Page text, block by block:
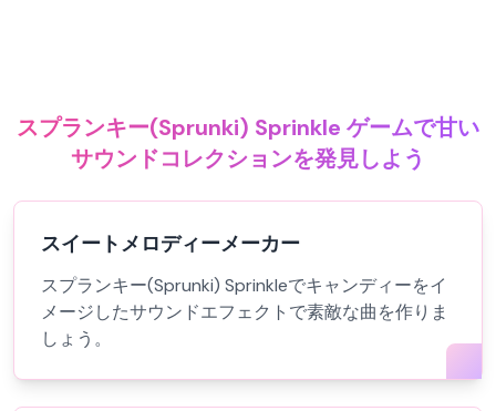
スプランキー(Sprunki) Sprinkle ゲームで甘い
サウンドコレクションを発見しよう
スイートメロディーメーカー
スプランキー(Sprunki) Sprinkleでキャンディーをイ
メージしたサウンドエフェクトで素敵な曲を作りま
しょう。